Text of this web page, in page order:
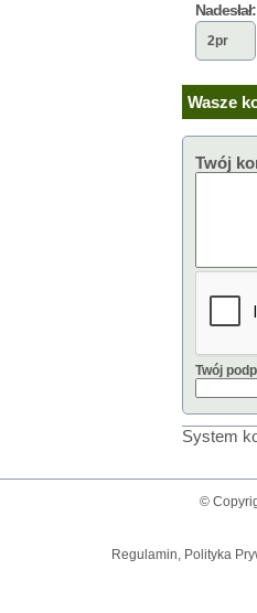
Nadesłał:
2pr
Wasze
Twój
Twój
System
©
Regulamin, Polityka